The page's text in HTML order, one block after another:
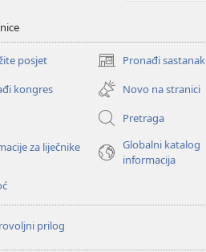
posjet Pronađi sastanak
(otvara
se
novi
prozor)
kongres
Novo na stranici
Pretraga
za liječnike
Globalni katalog
informacija
prilog